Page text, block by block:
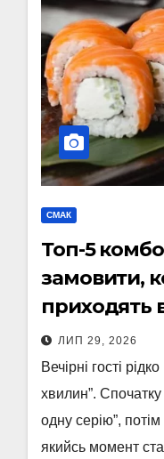
СМАК
Топ-5
замовити,
приходять
ЛИП 29, 2026
Вечірні гості
хвилин”.
одну серію”, потім
якийсь момент